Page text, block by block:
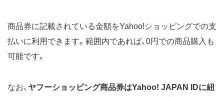
商品券に記載されている金額をYahoo!ショッピングでの支
払いに利用できます。範囲内であれば、0円での商品購入も
可能です。
なお、 ヤフーショッピング商品券はYahoo! JAPAN IDに紐